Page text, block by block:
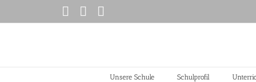
InstagramFacebook
Unsere Schule Schulprofil